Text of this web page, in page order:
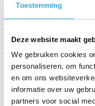
Toestemming
Deze website maakt
We gebruiken cookies
personaliseren, om
en om ons
informatie over uw
partners voor social
Productomschrijving
Reviews
Share this product!